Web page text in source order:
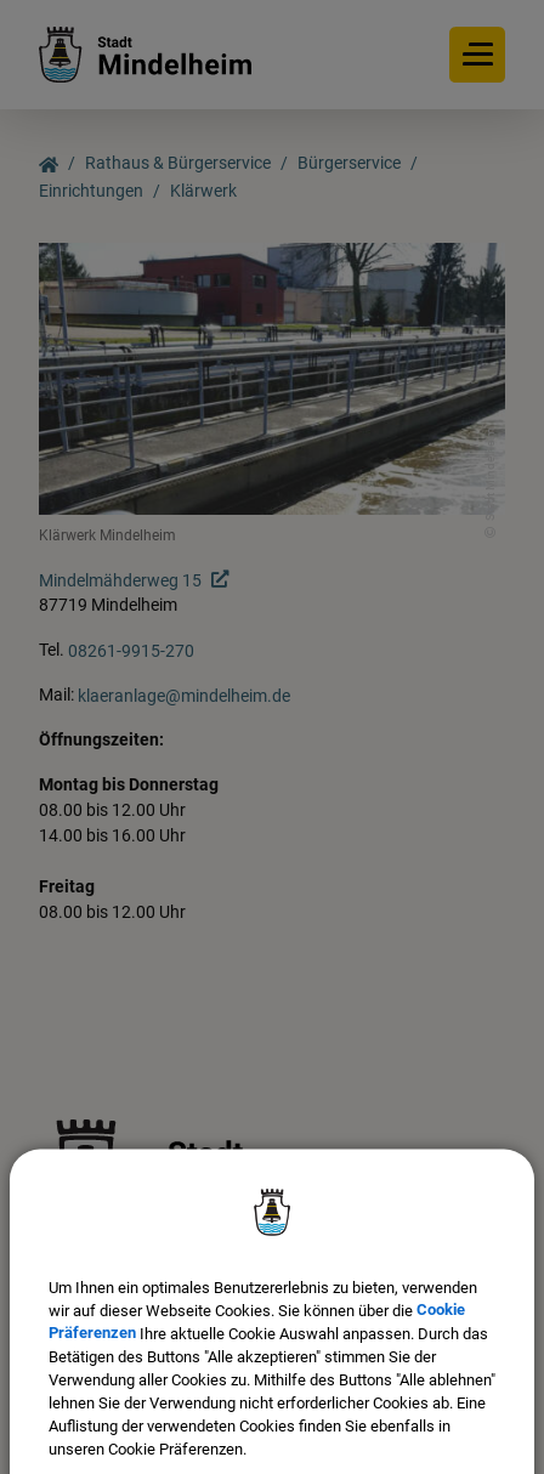
Bürgerservice
Ämter und Sachgebiete
Ansprechpartner
Bürgersprechstunde Bürgermeister
Einrichtungen
Leistungsübersicht
Rathaus-Wegweiser
Wahlen & Bürgerentscheide
Maximilianstr. 26
87719 Mindelheim
Im Stadtplan anzeigen >>>
Tel. 08261-9915-0
Fax: 08261-9915-870
Mail: poststelle@mindelheim.de
Rathaus & Bürgerservice
Bürgerservice
Einrichtungen
Klärwerk
Stadt Mindelheim
Klärwerk Mindelheim
Mindelmähderweg 15
87719 Mindelheim
Tel. 08261-9915-270
Mail: klaeranlage@mindelheim.de
Öffnungszeiten:
Montag bis Donnerstag
08.00 bis 12.00 Uhr
14.00 bis 16.00 Uhr
Freitag
08.00 bis 12.00 Uhr
Um Ihnen ein optimales Benutzererlebnis zu bieten, verwenden
wir auf dieser Webseite Cookies. Sie können über die Cookie
Präferenzen Ihre aktuelle Cookie Auswahl anpassen. Durch das
Betätigen des Buttons "Alle akzeptieren" stimmen Sie der
Verwendung aller Cookies zu. Mithilfe des Buttons "Alle ablehnen"
lehnen Sie der Verwendung nicht erforderlicher Cookies ab. Eine
Auflistung der verwendeten Cookies finden Sie ebenfalls in
unseren Cookie Präferenzen.